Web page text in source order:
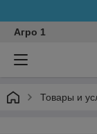
Агро 1
Товары и